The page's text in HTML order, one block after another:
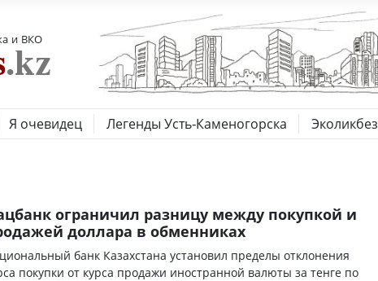
и ВКО
Я очевидец Легенды Усть-Каменогорска Эколикбез
ограничил разницу между покупкой и
доллара в обменниках
банк Казахстана установил пределы отклонения
покупки от курса продажи иностранной валюты за тенге по